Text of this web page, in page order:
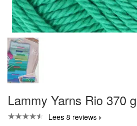
Lammy Yarns Rio 370
Lees 8 reviews